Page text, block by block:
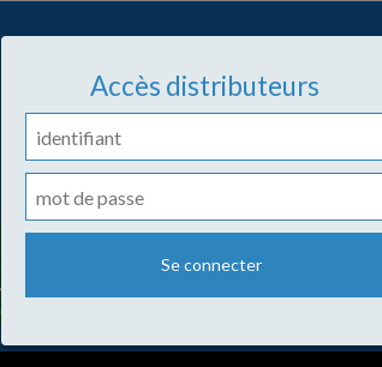
Accès distributeurs